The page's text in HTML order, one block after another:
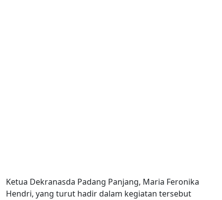
Ketua Dekranasda Padang Panjang, Maria Feronika
Hendri, yang turut hadir dalam kegiatan tersebut